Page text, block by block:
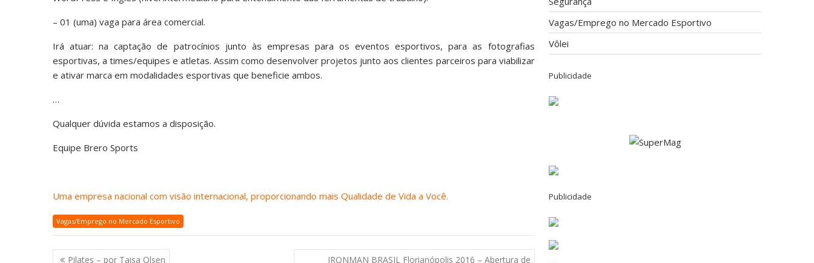
– 01 (uma) vaga para área comercial.
Irá atuar: na captação de patrocínios junto às empresas para os eventos esportivos, para as fotografias
esportivas, a times/equipes e atletas. Assim como desenvolver projetos junto aos clientes parceiros para viabilizar
e ativar marca em modalidades esportivas que beneficie ambos.
…
Qualquer dúvida estamos a disposição.
Equipe Brero Sports
Uma empresa nacional com visão internacional, proporcionando mais Qualidade de Vida a Você.
Vagas/Emprego no Mercado Esportivo
Navegação
Pilates – por Taisa Olsen
IRONMAN BRASIL Florianópolis 2016 – Abertura de
Vagas/Emprego no Mercado Esportivo
Vôlei
Publicidade
Publicidade